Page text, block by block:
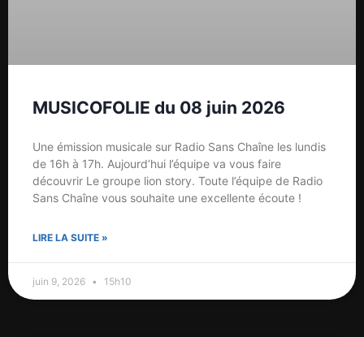
MUSICOFOLIE du 08 juin 2026
Une émission musicale sur Radio Sans Chaîne les lundis
de 16h à 17h. Aujourd’hui l’équipe va vous faire
découvrir Le groupe lion story. Toute l’équipe de Radio
Sans Chaîne vous souhaite une excellente écoute !
LIRE LA SUITE »
juin 9, 2026 15h10